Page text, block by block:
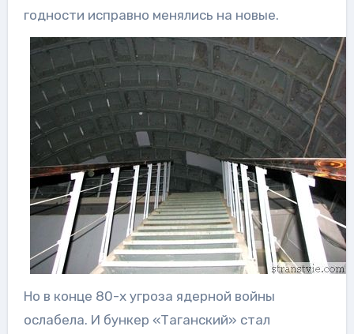
годности исправно менялись на новые.
Но в конце 80-х угроза ядерной войны
ослабела. И бункер «Таганский» стал